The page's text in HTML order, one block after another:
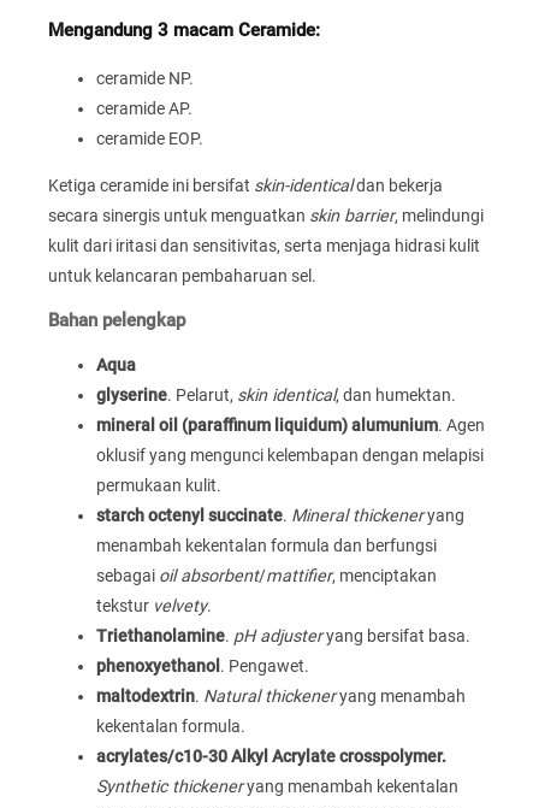
Mengandung 3 macam Ceramide:
ceramide NP.
ceramide AP.
ceramide EOP.
Ketiga ceramide ini bersifat skin-identicaldan bekerja
secara sinergis untuk menguatkan skin barrier, melindungi
kulit dari iritasi dan sensitivitas, serta menjaga hidrasi kulit
untuk kelancaran pembaharuan sel.
Bahan pelengkap
Aqua
glyserine. Pelarut, skin identical, dan humektan.
mineral oil (paraffinum liquidum) alumunium. Agen
oklusif yang mengunci kelembapan dengan melapisi
permukaan kulit.
starch octenyl succinate. Mineral thickeneryang
menambah kekentalan formula dan berfungsi
sebagai oil absorbent/mattifier, menciptakan
tekstur velvety.
Triethanolamine. pH adjusteryang bersifat basa.
phenoxyethanol . Pengawet.
maltodextrin. Natural thickeneryang menambah
kekentalan formula.
acrylates/c10-30 Alkyl Acrylate crosspolymer.
Synthetic thickeneryang menambah kekentalan